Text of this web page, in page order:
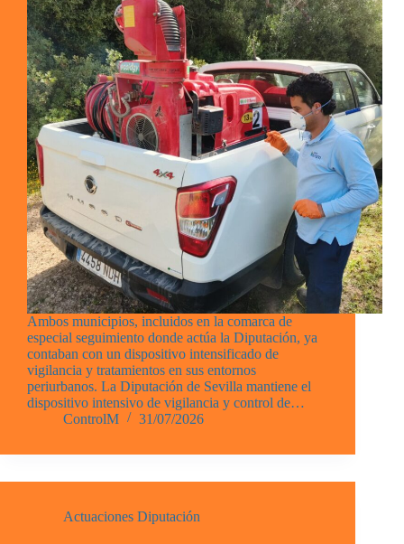
Ambos municipios, incluidos en la comarca de
especial seguimiento donde actúa la Diputación, ya
contaban con un dispositivo intensificado de
vigilancia y tratamientos en sus entornos
periurbanos. La Diputación de Sevilla mantiene el
dispositivo intensivo de vigilancia y control de…
ControlM
31/07/2026
Actuaciones Diputación